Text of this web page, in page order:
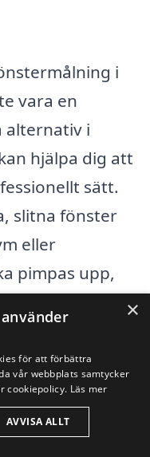
i
vara en
alternativ i
hjälpa dig att
sätt.
slitna fönster
eller
pimpas upp,
de städer där
×
för att förbättra
vår webbplats samtycker
cookiepolicy. Läs mer
AVVISA ALLT